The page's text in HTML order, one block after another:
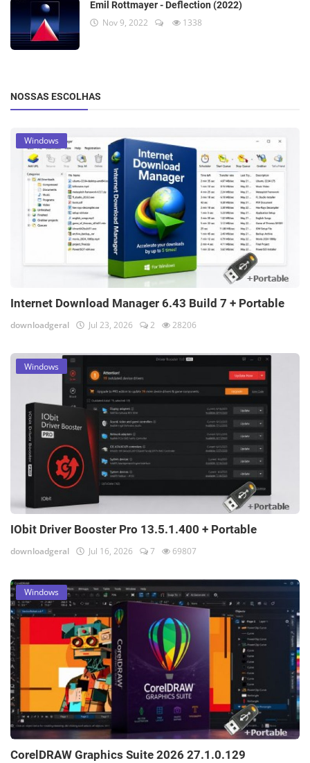
Emil Rottmayer - Deflection (2022)
Nov 9, 2022 1338
NOSSAS ESCOLHAS
Windows
Internet Download Manager 6.43 Build 7 + Portable
downloadgeral Jul 23, 2026 2 28206
Windows
IObit Driver Booster Pro 13.5.1.400 + Portable
downloadgeral Jul 16, 2026 7 69807
Windows
CorelDRAW Graphics Suite 2026 27.1.0.129